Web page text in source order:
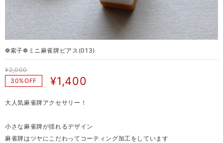
❁ 索子❁ ミニ麻雀牌ピアス(013)
¥2,000
30%OFF
¥1,400
大人気麻雀牌アクセサリー！
小さな麻雀牌が揺れるデザイン
麻雀牌はツヤにこだわってコーティング加工をしています